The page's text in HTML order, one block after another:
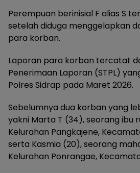
Perempuan berinisial F alias S
setelah diduga menggelapkan
para korban.
Laporan para korban tercatat
Penerimaan Laporan (STPL)
Polres Sidrap pada Maret 2026.
Sebelumnya dua korban yang
yakni Marta T (34), seorang ibu
Kelurahan Pangkajene,
serta Kasmia (20), seorang
Kelurahan Ponrangae,